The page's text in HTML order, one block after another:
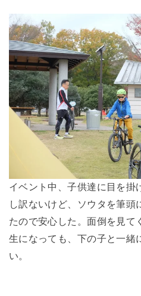
イベント中、子供達に目を掛
し訳ないけど、ソウタを筆頭
たので安心した。面倒を見て
生になっても、下の子と一緒
い。